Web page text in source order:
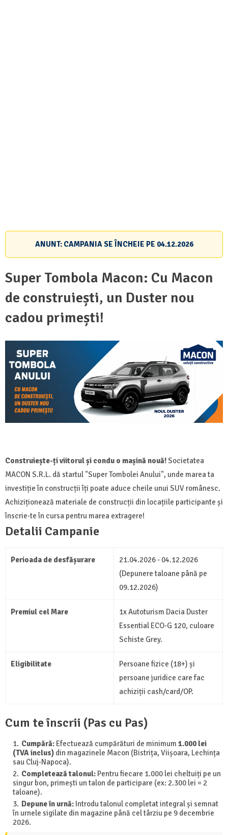
ANUNT: CAMPANIA SE ÎNCHEIE PE 04.12.2026
Super Tombola Macon: Cu Macon
de construiești, un Duster nou
cadou primești!
Construiește-ți viitorul și condu o mașină nouă!Societatea
MACON S.R.L. dă startul "Super Tombolei Anului", unde marea ta
investiție în construcții îți poate aduce cheile unui SUV românesc.
Achiziționează materiale de construcții din locațiile participante și
înscrie-te în cursa pentru marea extragere!
Detalii Campanie
Perioada de desfășurare
21.04.2026 - 04.12.2026
(Depunere taloane până pe
09.12.2026)
Premiul cel Mare
1x Autoturism Dacia Duster
Essential ECO-G 120, culoare
Schiste Grey.
Eligibilitate
Persoane fizice (18+) și
persoane juridice care fac
achiziții cash/card/OP.
Cum te înscrii (Pas cu Pas)
Cumpără: Efectuează cumpărături de minimum 1.000 lei
(TVA inclus) din magazinele Macon (Bistrița, Viișoara, Lechința
sau Cluj-Napoca).
Completează talonul: Pentru fiecare 1.000 lei cheltuiți pe un
singur bon, primești un talon de participare (ex: 2.300 lei = 2
taloane).
Depune în urnă: Introdu talonul completat integral și semnat
în urnele sigilate din magazine până cel târziu pe 9 decembrie
2026.